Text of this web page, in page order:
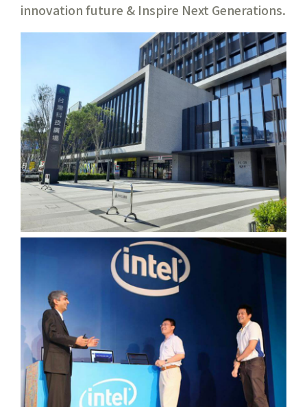
innovation future & Inspire Next Generations.